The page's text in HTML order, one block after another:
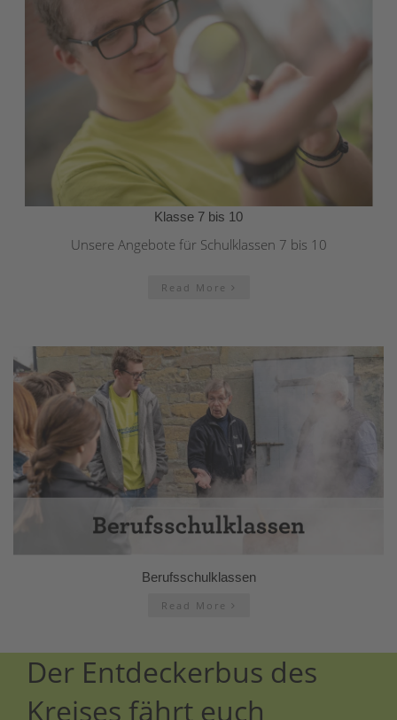
Klasse 7 bis 10
Unsere Angebote für Schulklassen 7 bis 10
Read More
Berufsschulklassen
Read More
Der Entdeckerbus des
Kreises fährt euch